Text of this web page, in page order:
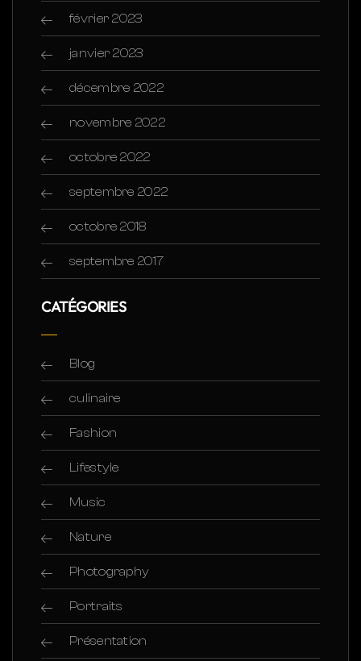
février 2023
janvier 2023
décembre 2022
novembre 2022
octobre 2022
septembre 2022
octobre 2018
septembre 2017
CATÉGORIES
Blog
culinaire
Fashion
Lifestyle
Music
Nature
Photography
Portraits
Présentation